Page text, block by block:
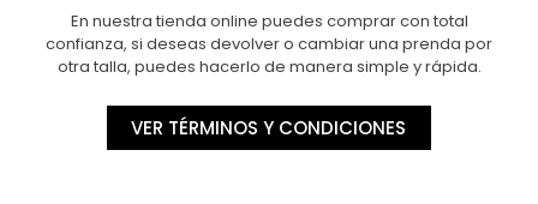
En nuestra tienda online puedes comprar con total
confianza, si deseas devolver o cambiar una prenda por
otra talla, puedes hacerlo de manera simple y rápida.
VER TÉRMINOS Y CONDICIONES